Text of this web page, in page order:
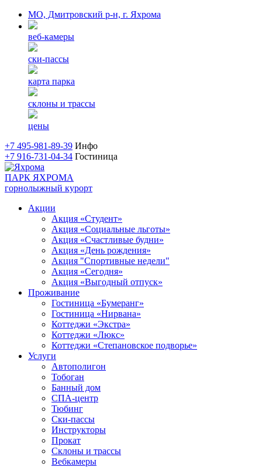
МO, Дмитровский р-н, г. Яхрома
веб-камеры
ски-пассы
карта парка
склоны и трассы
цены
+7 495-981-89-39 Инфо
+7 916-731-04-34 Гостиница
ПАРК ЯХРОМА
горнолыжный курорт
Акции
Акция «Студент»
Акция «Социальные льготы»
Акция «Счастливые будни»
Акция «День рождения»
Акция "Спортивные недели"
Акция «Сегодня»
Акция «Выгодный отпуск»
Проживание
Гостиница «Бумеранг»
Гостиница «Нирвана»
Коттеджи «Экстра»
Коттеджи «Люкс»
Коттеджи «Степановское подворье»
Услуги
Автополигон
Тобоган
Банный дом
СПА-центр
Тюбинг
Ски-пассы
Инструкторы
Прокат
Склоны и трассы
Вебкамеры